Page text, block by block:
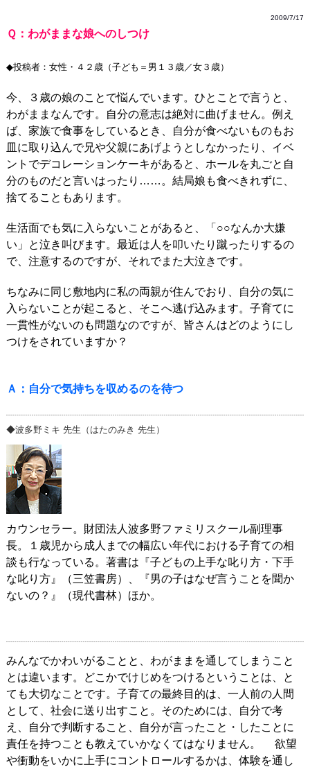
2009/7/17
Ｑ：わがままな娘へのしつけ
◆投稿者：女性・４２歳（子ども＝男１３歳／女３歳）
今、３歳の娘のことで悩んでいます。ひとことで言うと、
わがままなんです。自分の意志は絶対に曲げません。例え
ば、家族で食事をしているとき、自分が食べないものもお
皿に取り込んで兄や父親にあげようとしなかったり、イベ
ントでデコレーションケーキがあると、ホールを丸ごと自
分のものだと言いはったり……。結局娘も食べきれずに、
捨てることもあります。
生活面でも気に入らないことがあると、「○○なんか大嫌
い」と泣き叫びます。最近は人を叩いたり蹴ったりするの
で、注意するのですが、それでまた大泣きです。
ちなみに同じ敷地内に私の両親が住んでおり、自分の気に
入らないことが起こると、そこへ逃げ込みます。子育てに
一貫性がないのも問題なのですが、皆さんはどのようにし
つけをされていますか？
Ａ：自分で気持ちを収めるのを待つ
◆波多野ミキ 先生（はたのみき 先生）
カウンセラー。財団法人波多野ファミリスクール副理事
長。１歳児から成人までの幅広い年代における子育ての相
談も行なっている。著書は『子どもの上手な叱り方・下手
な叱り方』（三笠書房）、『男の子はなぜ言うことを聞か
ないの？』（現代書林）ほか。
みんなでかわいがることと、わがままを通してしまうこと
とは違います。どこかでけじめをつけるということは、と
ても大切なことです。子育ての最終目的は、一人前の人間
として、社会に送り出すこと。そのためには、自分で考
え、自分で判断すること、自分が言ったこと・したことに
責任を持つことも教えていかなくてはなりません。 欲望
や衝動をいかに上手にコントロールするかは、体験を通し